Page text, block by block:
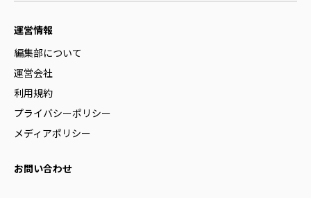
運営情報
編集部について
運営会社
利用規約
プライバシーポリシー
メディアポリシー
お問い合わせ